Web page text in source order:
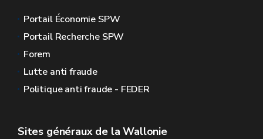
Portail Économie SPW
Portail Recherche SPW
Forem
Lutte anti fraude
Politique anti fraude - FEDER
Sites généraux de la Wallonie